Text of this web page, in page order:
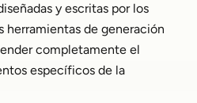
y escritas por los
herramientas de generación
completamente el
específicos de la